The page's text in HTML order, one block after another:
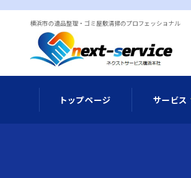
横浜市の遺品整理・ゴミ屋敷清掃のプロフェッショナル
トップページ サービス